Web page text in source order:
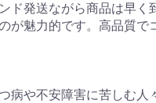
ド発送ながら商品は早
が魅力的です。高品質
病や不安障害に苦しむ